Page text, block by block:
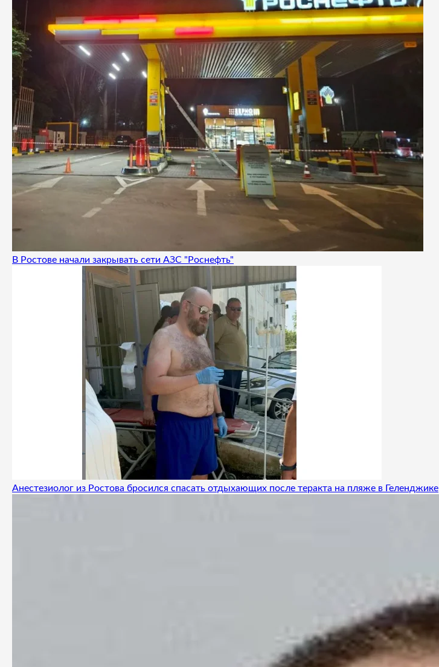
В Ростове начали закрывать сети АЗС "Роснефть"
Анестезиолог из Ростова бросился спасать отдыхающих после теракта на пляже в Геленджике